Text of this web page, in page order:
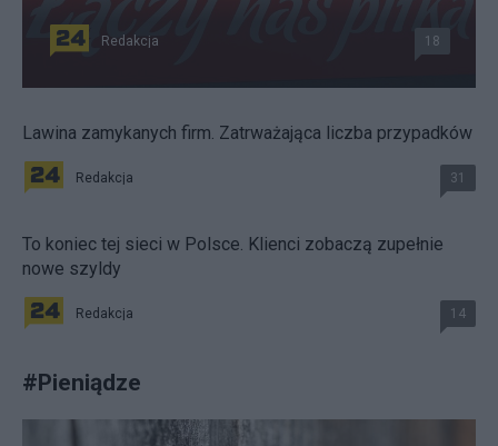
Redakcja 18
Lawina zamykanych firm. Zatrważająca liczba przypadków
Redakcja 31
To koniec tej sieci w Polsce. Klienci zobaczą zupełnie
nowe szyldy
Redakcja 14
#Pieniądze